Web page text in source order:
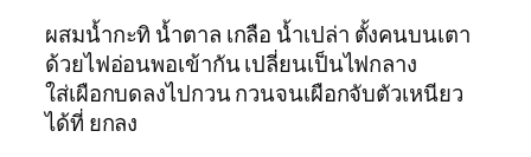
ผสมน้ำกะทิ น้ำตาล เกลือ น้ำเปล่า ตั้งคนบนเตา
ด้วยไฟอ่อนพอเข้ากัน เปลี่ยนเป็นไฟกลาง
ใส่เผือกบดลงไปกวน กวนจนเผือกจับตัวเหนียว
ได้ที่ ยกลง